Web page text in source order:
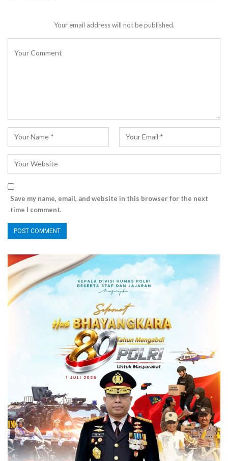
Your email address will not be published.
Save my name, email, and website in this browser for the next
time I comment.